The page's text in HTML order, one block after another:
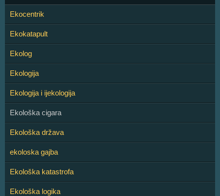
Ekocentrik
Ekokatapult
Ekolog
Ekologija
Ekologija i ijekologija
Ekološka cigara
Ekološka država
ekoloska gajba
Ekološka katastrofa
Ekološka logika